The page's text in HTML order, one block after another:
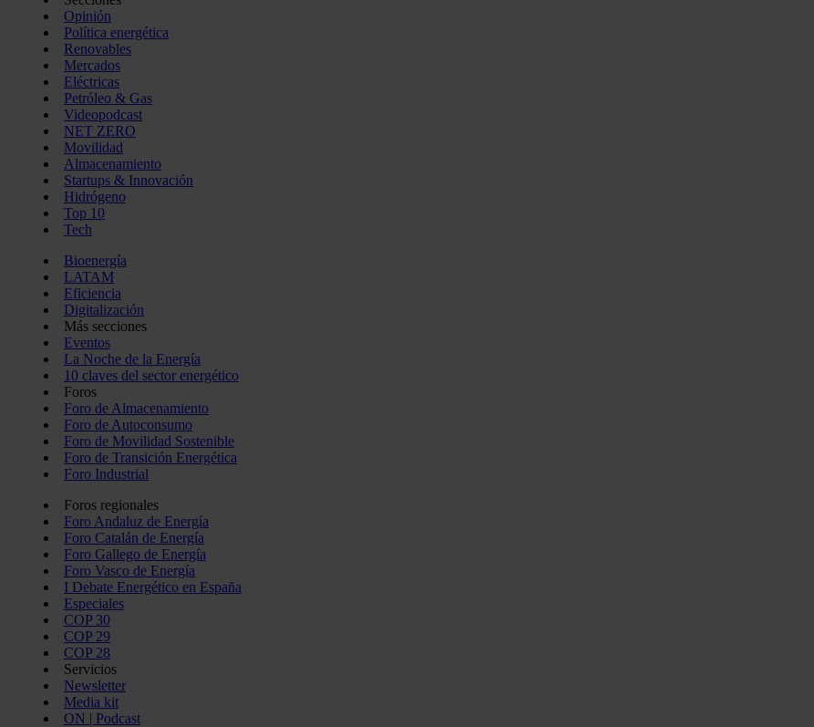
Opinión
Política energética
Renovables
Mercados
Eléctricas
Petróleo & Gas
Videopodcast
NET ZERO
Movilidad
Almacenamiento
Startups & Innovación
Hidrógeno
Top 10
Tech
Bioenergía
LATAM
Eficiencia
Digitalización
Más secciones
Eventos
La Noche de la Energía
10 claves del sector energético
Foros
Foro de Almacenamiento
Foro de Autoconsumo
Foro de Movilidad Sostenible
Foro de Transición Energética
Foro Industrial
Foros regionales
Foro Andaluz de Energía
Foro Catalán de Energía
Foro Gallego de Energía
Foro Vasco de Energía
I Debate Energético en España
Especiales
COP 30
COP 29
COP 28
Servicios
Newsletter
Media kit
ON | Podcast